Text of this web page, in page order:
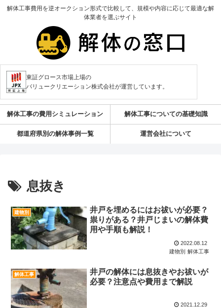
解体工事費用を逆オークション形式で比較して、規模や内容に応じて最適な解
体業者を選ぶサイト
東証グロース市場上場の
バリュークリエーション株式会社が運営しています。
解体工事の費用シミュレーション 解体工事についての基礎知識
都道府県別の解体事例一覧 運営会社について
息抜き
建物別
井戸を埋めるにはお祓いが必要？
祟りがある？井戸じまいの解体費
用や手順も解説！
2022.08.12
建物別 解体工事
解体工事
井戸の解体には息抜きやお祓いが
必要？注意点や費用まで解説
2021.12.29